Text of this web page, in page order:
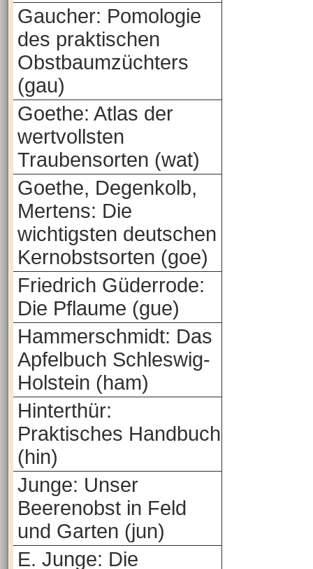
Gaucher: Pomologie
des praktischen
Obstbaumzüchters
(gau)
Goethe: Atlas der
wertvollsten
Traubensorten (wat)
Goethe, Degenkolb,
Mertens: Die
wichtigsten deutschen
Kernobstsorten (goe)
Friedrich Güderrode:
Die Pflaume (gue)
Hammerschmidt: Das
Apfelbuch Schleswig-
Holstein (ham)
Hinterthür:
Praktisches Handbuch
(hin)
Junge: Unser
Beerenobst in Feld
und Garten (jun)
E. Junge: Die